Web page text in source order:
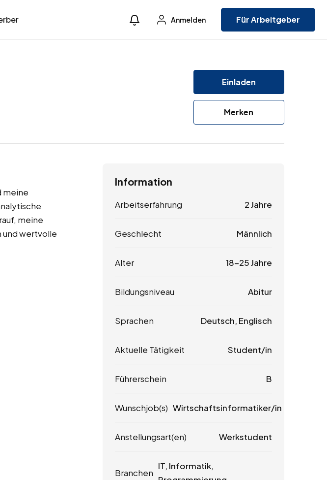
Anmelden Für Arbeitgeber
Einladen
Merken
meine
meine
und wertvolle
Information
Arbeitserfahrung 2 Jahre
Geschlecht Männlich
Alter 18-25 Jahre
Bildungsniveau Abitur
Sprachen Deutsch, Englisch
Aktuelle Tätigkeit Student/in
Führerschein B
Wunschjob(s) Wirtschaftsinformatiker/in
Anstellungsart(en) Werkstudent
Branchen
IT, Informatik,